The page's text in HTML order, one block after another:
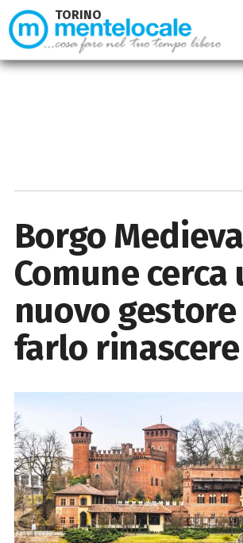
Borgo
Comune cerca
nuovo
farlo rinascere
TORINO